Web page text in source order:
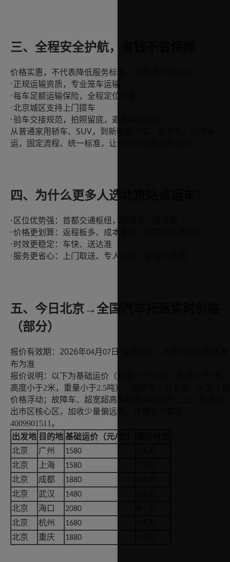
三、全程安全护航，省钱不省保障
价格实惠，不代表降低服务标准。华夏通北京站点：
· 正规运输资质，专业笼车运输
·每车足额运输保险，全程定位可查
·北京城区支持上门提车
·验车交接规范，拍照留底，避免剐蹭纠纷
从普通家用轿车、 SUV，到新能源汽车、商务车，均可承
运，固定流程、统一标准，让低价也有高品质体验。
四、为什么更多人选北京站点运车？
· 区位优势强：首都交通枢纽，线路多、班次密
·价格更划算：返程板多、成本更低，同等线路更省钱
· 时效更稳定：车快、送达准
· 服务更省心：上门取送、专人对接、全程可追溯
五、今日 北京→全国汽车托运实时价格
（部分）
报价有效期： 2026年04月 07 日
布为准
报价说明：以下为基础运价 （长度小于
高度小于2米，重量小于2.5吨）
价格浮动 ；故障车、超宽超高车辆需单独询价；上门取送超
出市区核心区，加收少量偏远费，详情咨询客服
4009901511。
出发地 目的地 基础运价（元/台）
北京
广州 1580
北京
上海 1580
北京
成都 1880
北京
武汉 1480
北京
海口 2080
北京
杭州 1680
北京
重庆 1880